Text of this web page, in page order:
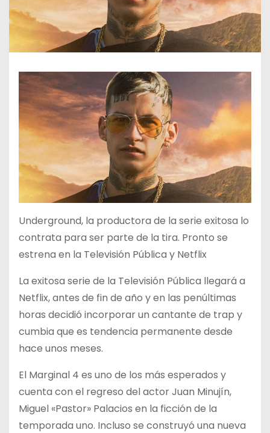
Underground, la productora de la serie exitosa lo
contrata para ser parte de la tira. Pronto se
estrena en la Televisión Pública y Netflix
La exitosa serie de la Televisión Pública llegará a
Netflix, antes de fin de año y en las penúltimas
horas decidió incorporar un cantante de trap y
cumbia que es tendencia permanente desde
hace unos meses.
El Marginal 4 es uno de los más esperados y
cuenta con el regreso del actor Juan Minujín,
Miguel «Pastor» Palacios en la ficción de la
temporada uno. Incluso se construyó una nueva